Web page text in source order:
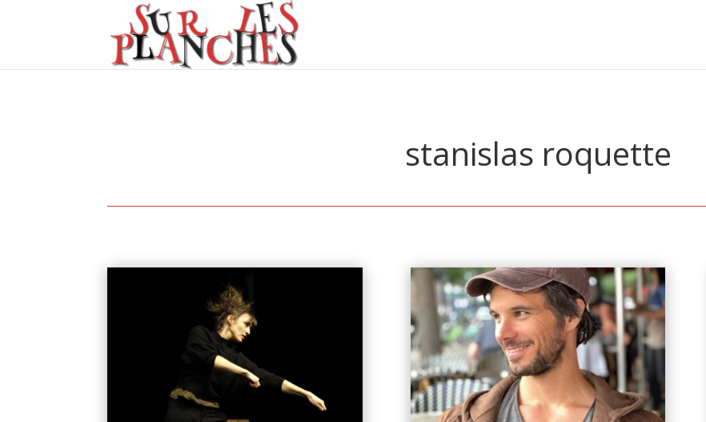
stanislas roquette